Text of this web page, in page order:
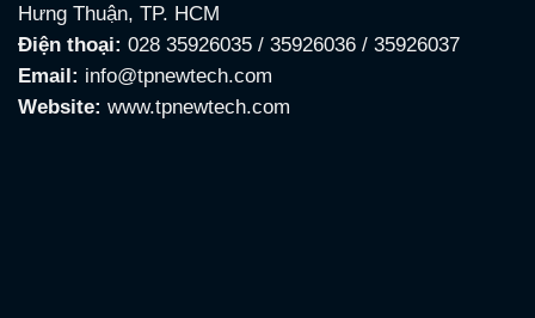
Hưng Thuận, TP. HCM
Điện thoại: 028 35926035 / 35926036 / 35926037
Email: info@tpnewtech.com
Website: www.tpnewtech.com